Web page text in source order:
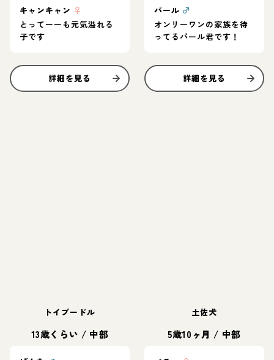
キャンキャン ♀
とってーーも元気溢れる
子です
詳細を見る
パール ♂
オンリーワンの家族を待
ってるパール君です！
詳細を見る
トイプードル
13歳くらい / 中部
土佐犬
5歳10ヶ月 / 中部